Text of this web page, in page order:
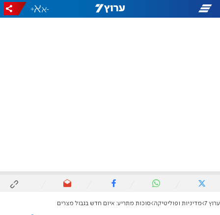
-
+
ערוץ 7 מדיניות ופוליטיקה סוכות מתריע: איום חדש בגבול מצרים